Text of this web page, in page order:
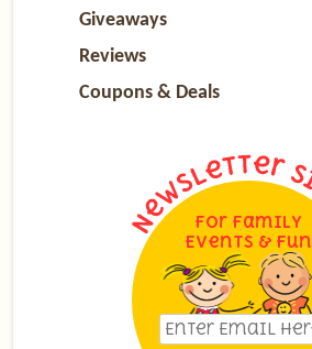
Giveaways
Reviews
Coupons & Deals
For Family
Events & Fun